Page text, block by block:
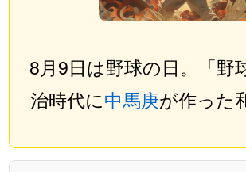
8月9日は野球の日。「野
治時代に中馬庚が作った